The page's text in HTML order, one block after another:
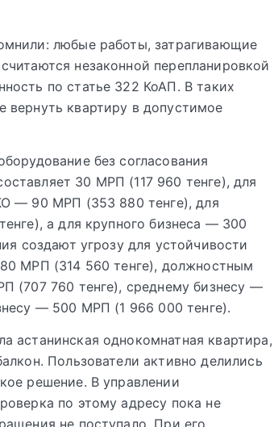
любые работы, затрагивающие
незаконной перепланировкой
по статье 322 КоАП. В таких
вернуть квартиру в допустимое
без согласования
30 МРП (117 960 тенге), для
— 90 МРП (353 880 тенге), для
а для крупного бизнеса — 300
создают угрозу для устойчивости
МРП (314 560 тенге), должностным
(707 760 тенге), среднему бизнесу —
— 500 МРП (1 966 000 тенге).
астанинская однокомнатная квартира,
Пользователи активно делились
решение. В управлении
по этому адресу пока не
не поступало. При его